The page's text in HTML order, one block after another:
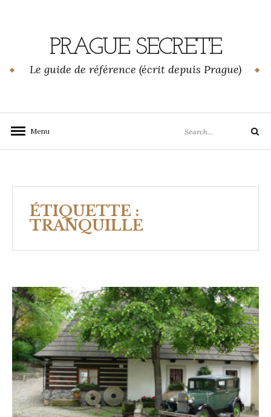
PRAGUE SECRETE
Le guide de référence (écrit depuis Prague)
Menu
for:
Search
ÉTIQUETTE :
TRANQUILLE